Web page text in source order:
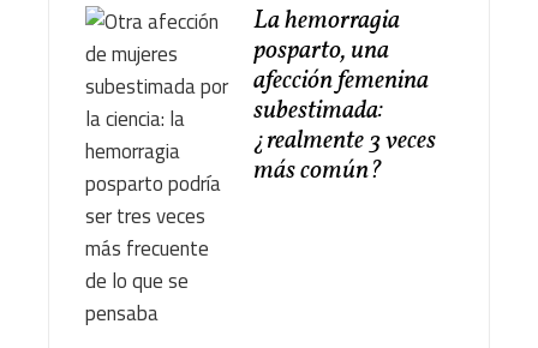
La hemorragia
posparto, una
afección femenina
subestimada:
¿realmente 3 veces
más común?